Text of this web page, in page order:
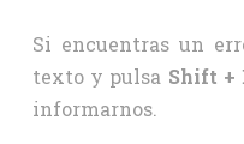
Si encuentras un
texto y pulsa Shift +
informarnos.